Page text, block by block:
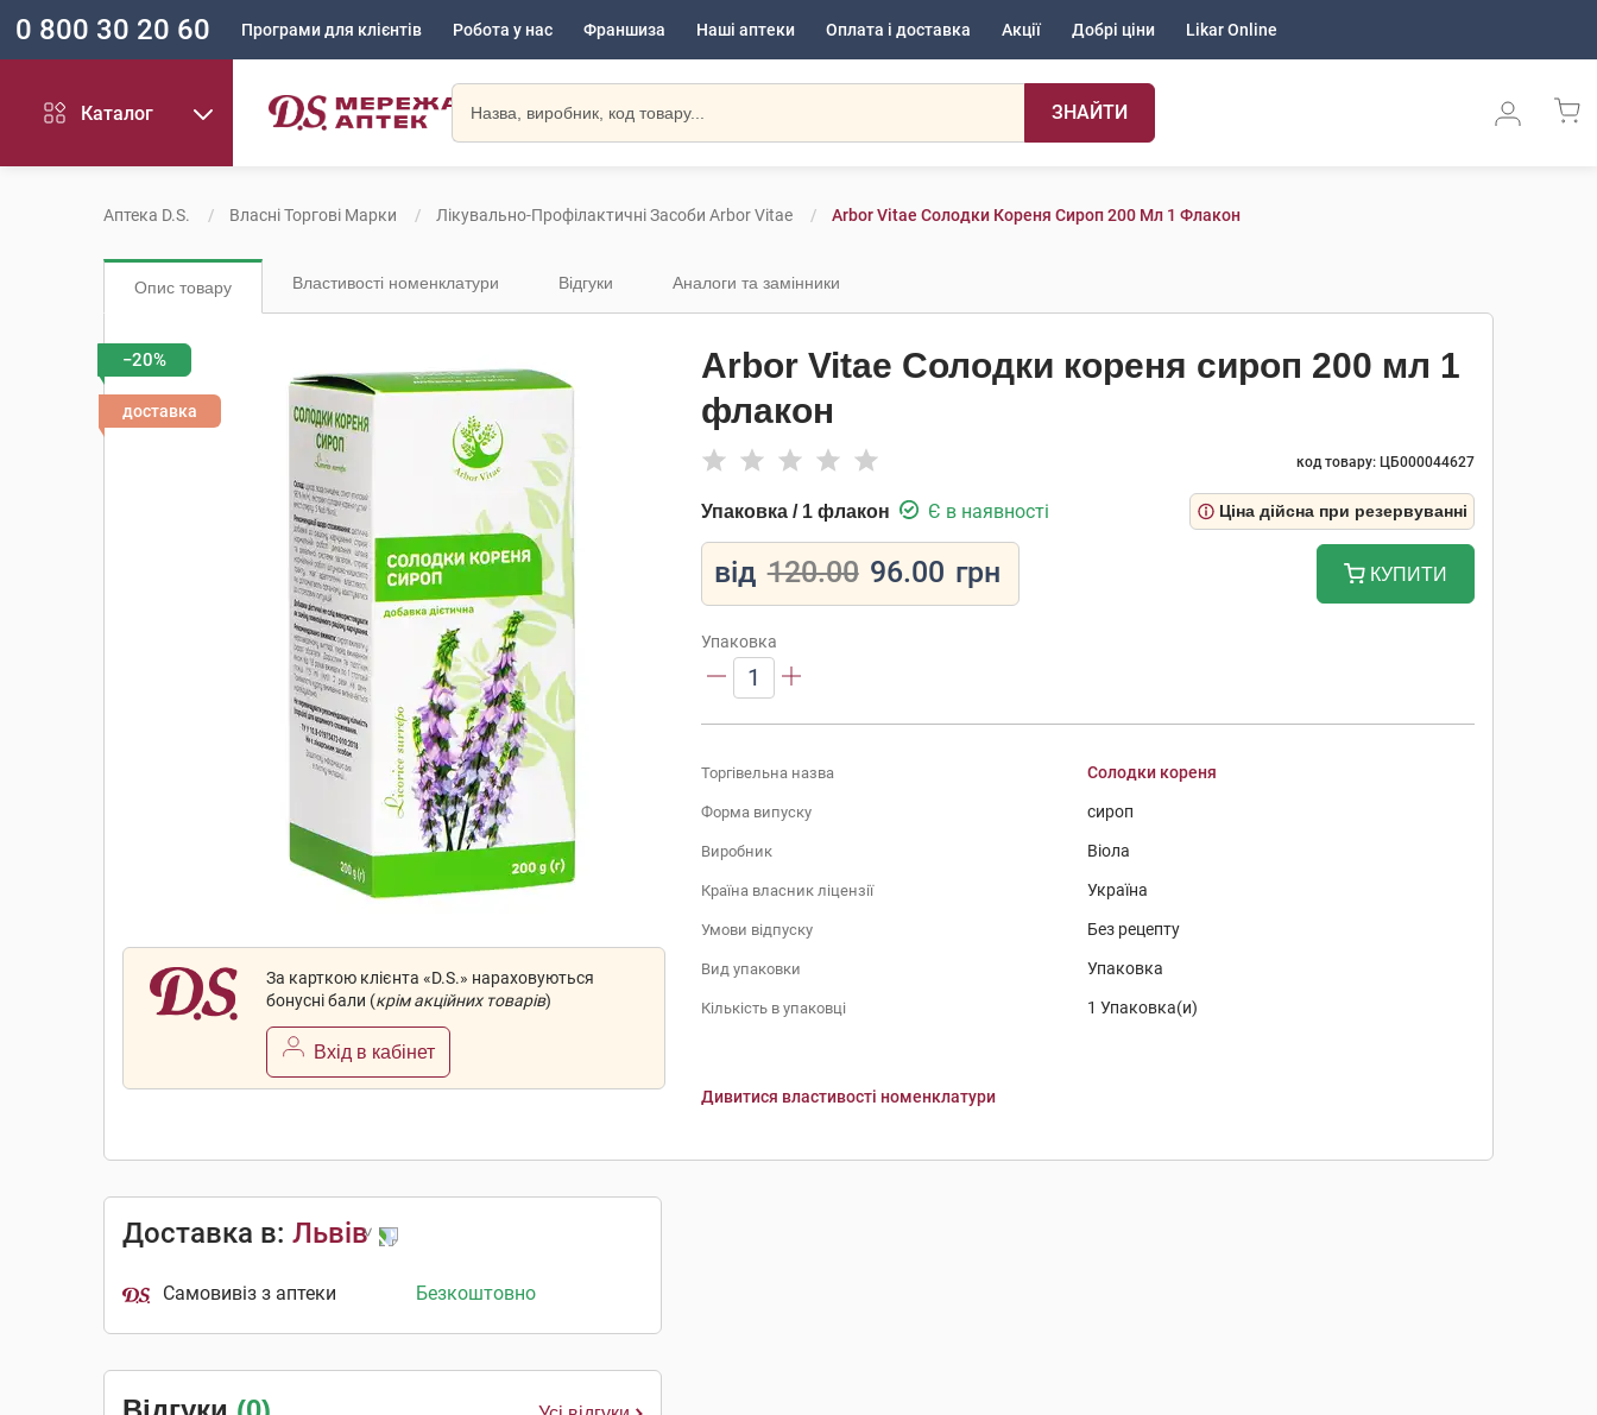
0 800 30 20 60 Програми для клієнтів Робота у нас Франшиза Наші аптеки Оплата і доставка Акції Добрі ціни Likar Online
Каталог ЗНАЙТИ
Аптека D.S. Власні Торгові Марки Лікувально-Профілактичні Засоби Arbor Vitae Arbor Vitae Солодки Кореня Сироп 200 Мл 1 Флакон
Опис товару Властивості номенклатури Відгуки Аналоги та замінники
−20%
доставка
За карткою клієнта «D.S.» нараховуються
бонусні бали (крім акційних товарів)
Вхід в кабінет
Arbor Vitae Солодки кореня сироп 200 мл 1
флакон
код товару: ЦБ000044627
Упаковка / 1 флакон Є в наявності Ціна дійсна при резервуванні
від 120.00 96.00 грн КУПИТИ
Упаковка
1
Торгівельна назва Солодки кореня
Форма випуску сироп
Виробник Віола
Країна власник ліцензії Україна
Умови відпуску Без рецепту
Вид упаковки Упаковка
Кількість в упаковці 1 Упаковка(и)
Дивитися властивості номенклатури
Доставка в: Львів
Самовивіз з аптеки Безкоштовно